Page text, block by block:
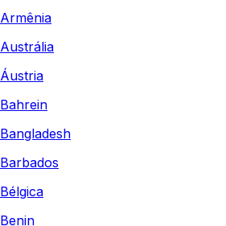
Armênia
Austrália
Áustria
Bahrein
Bangladesh
Barbados
Bélgica
Benin